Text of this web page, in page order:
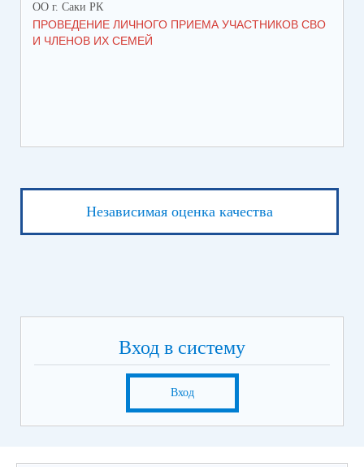
ОО г. Саки РК
ПРОВЕДЕНИЕ ЛИЧНОГО ПРИЕМА УЧАСТНИКОВ СВО
И ЧЛЕНОВ ИХ СЕМЕЙ
Независимая оценка качества
Вход в систему
Вход